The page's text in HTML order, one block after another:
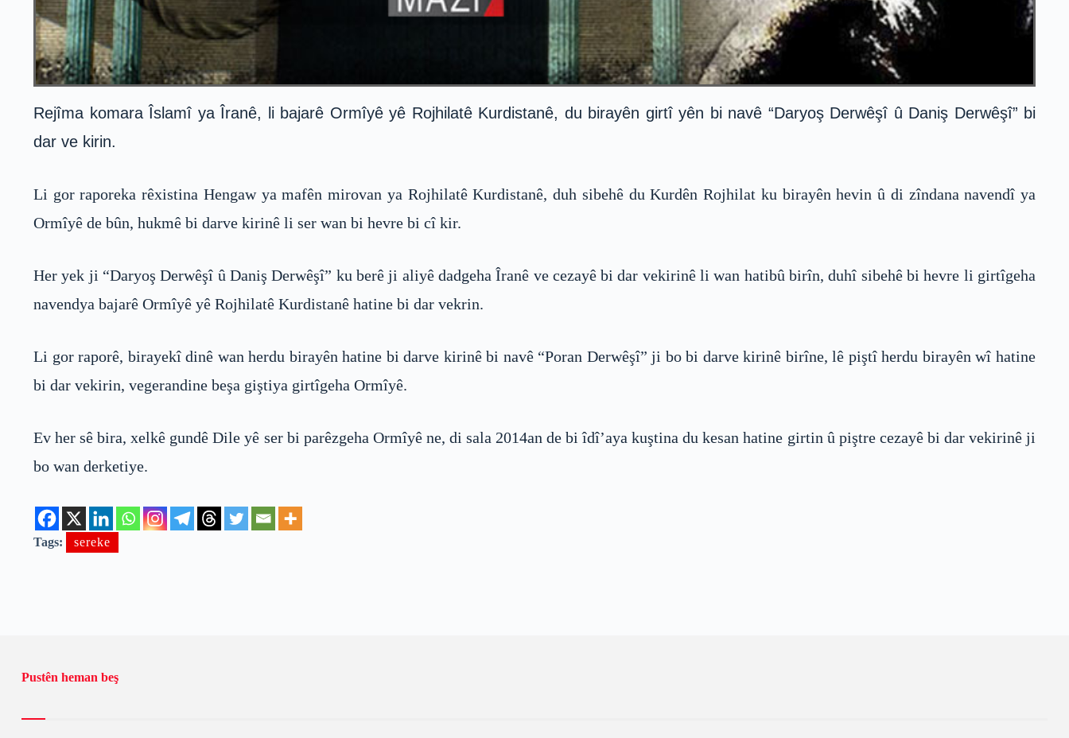
Rejîma komara Îslamî ya Îranê, li bajarê Ormîyê yê Rojhilatê Kurdistanê, du birayên girtî yên bi navê “Daryoş Derwêşî û Daniş Derwêşî” bi
dar ve kirin.
Li gor raporeka rêxistina Hengaw ya mafên mirovan ya Rojhilatê Kurdistanê, duh sibehê du Kurdên Rojhilat ku birayên hevin û di zîndana navendî ya
Ormîyê de bûn, hukmê bi darve kirinê li ser wan bi hevre bi cî kir.
Her yek ji “Daryoş Derwêşî û Daniş Derwêşî” ku berê ji aliyê dadgeha Îranê ve cezayê bi dar vekirinê li wan hatibû birîn, duhî sibehê bi hevre li girtîgeha
navendya bajarê Ormîyê yê Rojhilatê Kurdistanê hatine bi dar vekrin.
Li gor raporê, birayekî dinê wan herdu birayên hatine bi darve kirinê bi navê “Poran Derwêşî” ji bo bi darve kirinê birîne, lê piştî herdu birayên wî hatine
bi dar vekirin, vegerandine beşa giştiya girtîgeha Ormîyê.
Ev her sê bira, xelkê gundê Dile yê ser bi parêzgeha Ormîyê ne, di sala 2014an de bi îdî’aya kuştina du kesan hatine girtin û piştre cezayê bi dar vekirinê ji
bo wan derketiye.
Tags: sereke
Pustên heman beş